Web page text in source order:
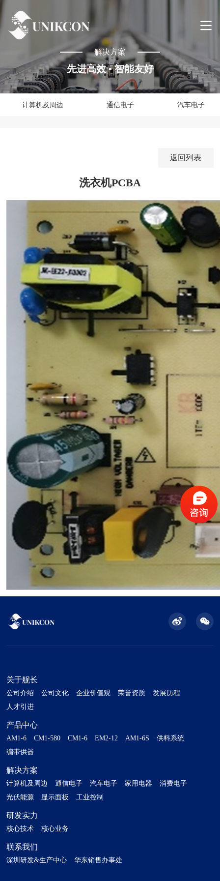
解决方案
先进高效 • 智能友好
计算机及周边 通信电子 汽车电子
洗衣机PCBA
返回列表
关于舰长
公司介绍 公司文化 企业价值观 荣誉资质
发展历程
人才引进
产品中心
AM1-6 CM1-580 CM1-6 EM2-12 AM1-6S
供料系统
编带供器
解决方案
计算机及周边 通信电子 汽车电子 家用电器
消费电子
光伏能源
显示面板 工业控制
研发实力
核心技术 核心业务
联系我们
深圳研发&生产中心 华东销售办事处